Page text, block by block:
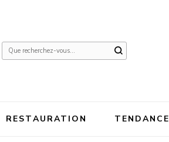
Vous
RESTAURATION TENDANCE